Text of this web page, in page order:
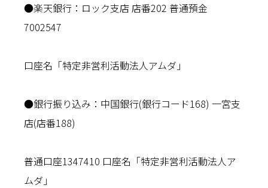
●楽天銀行：ロック支店 店番202 普通預金
7002547
口座名「特定非営利活動法人アムダ」
●銀行振り込み：中国銀行(銀行コード168) 一宮支
店(店番188)
普通口座1347410 口座名「特定非営利活動法人ア
ムダ」